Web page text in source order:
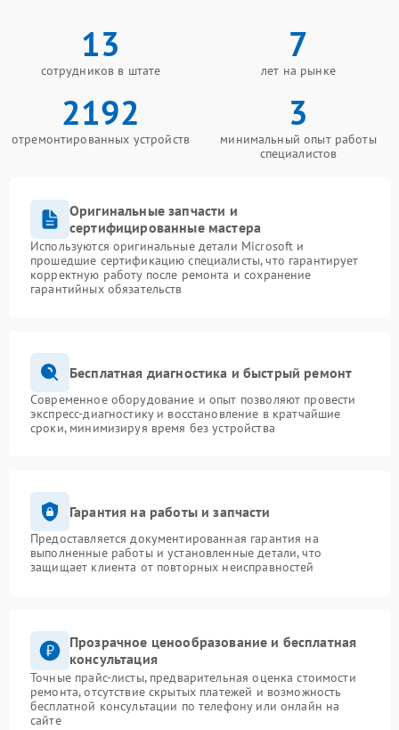
13
сотрудников в штате
7
лет на рынке
2192
отремонтированных устройств
3
минимальный опыт работы
специалистов
Оригинальные запчасти и
сертифицированные мастера
Используются оригинальные детали Microsoft и
прошедшие сертификацию специалисты, что гарантирует
корректную работу после ремонта и сохранение
гарантийных обязательств
Бесплатная диагностика и быстрый ремонт
Современное оборудование и опыт позволяют провести
экспресс-диагностику и восстановление в кратчайшие
сроки, минимизируя время без устройства
Гарантия на работы и запчасти
Предоставляется документированная гарантия на
выполненные работы и установленные детали, что
защищает клиента от повторных неисправностей
Прозрачное ценообразование и бесплатная
консультация
Точные прайс-листы, предварительная оценка стоимости
ремонта, отсутствие скрытых платежей и возможность
бесплатной консультации по телефону или онлайн на
сайте